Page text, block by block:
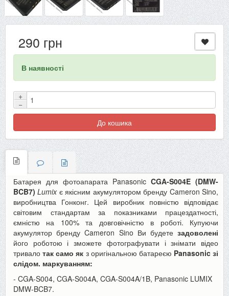
290 грн
В наявності
+
−
До кошика
Батарея для фотоапарата Panasonic CGA-S004E (DMW-
BCB7) Lumixє якісним акумулятором бренду Cameron Sino,
виробництва Гонконг. Цей виробник повністю відповідає
світовим стандартам за показниками працездатності,
ємністю на 100% та довговічністю в роботі. Купуючи
акумулятор бренду Cameron Sino Ви будете задоволені
його роботою і зможете фотографувати і знімати відео
тривалотак само як з оригінальною батареєю Panasonic зі
слідом. маркуванням:
- CGA-S004, CGA-S004A, CGA-S004A/1B, Panasonic LUMIX
DMW-BCB7.